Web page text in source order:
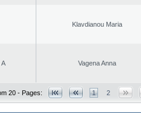
Klavdianou Maria
Α Vagena Anna
20 - Pages: 1 2